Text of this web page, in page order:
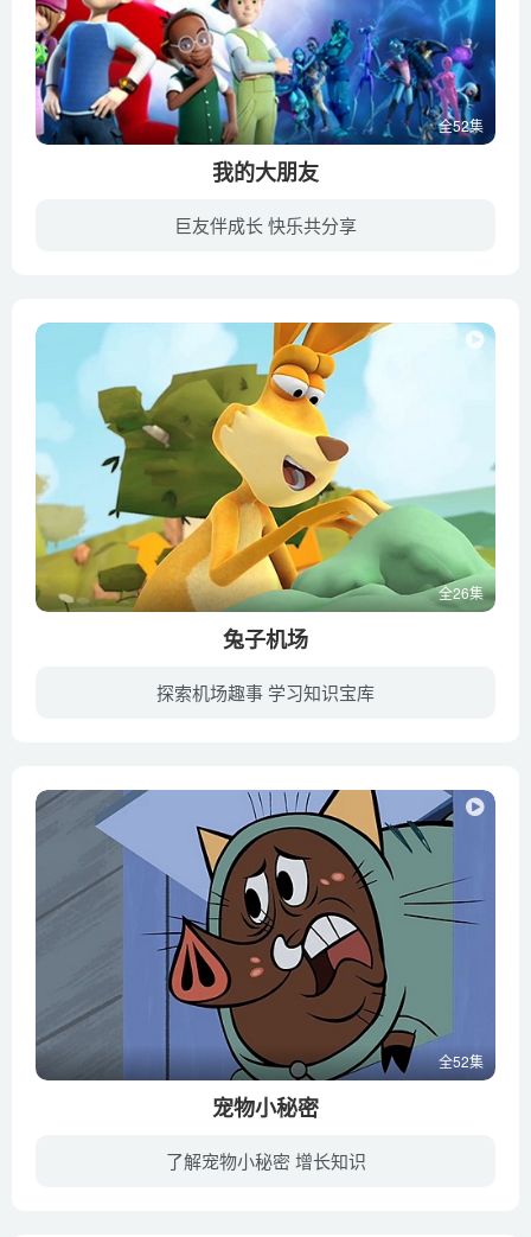
全52集
我的大朋友
巨友伴成长 快乐共分享
全26集
兔子机场
探索机场趣事 学习知识宝库
全52集
宠物小秘密
了解宠物小秘密 增长知识